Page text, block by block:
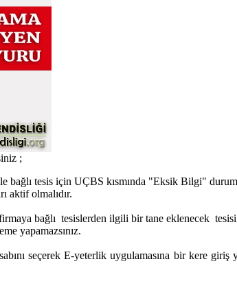
;
bağlı tesis için UÇBS kısmında "Eksik Bilgi"
aktif olmalıdır.
firmaya bağlı tesislerden ilgili bir tane eklenecek
yapamazsınız.
seçerek E-yeterlik uygulamasına bir kere